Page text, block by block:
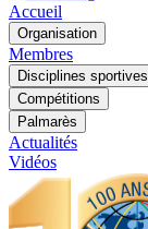
Accueil
Organisation
Membres
Disciplines sportives
Compétitions
Palmarès
Actualités
Vidéos